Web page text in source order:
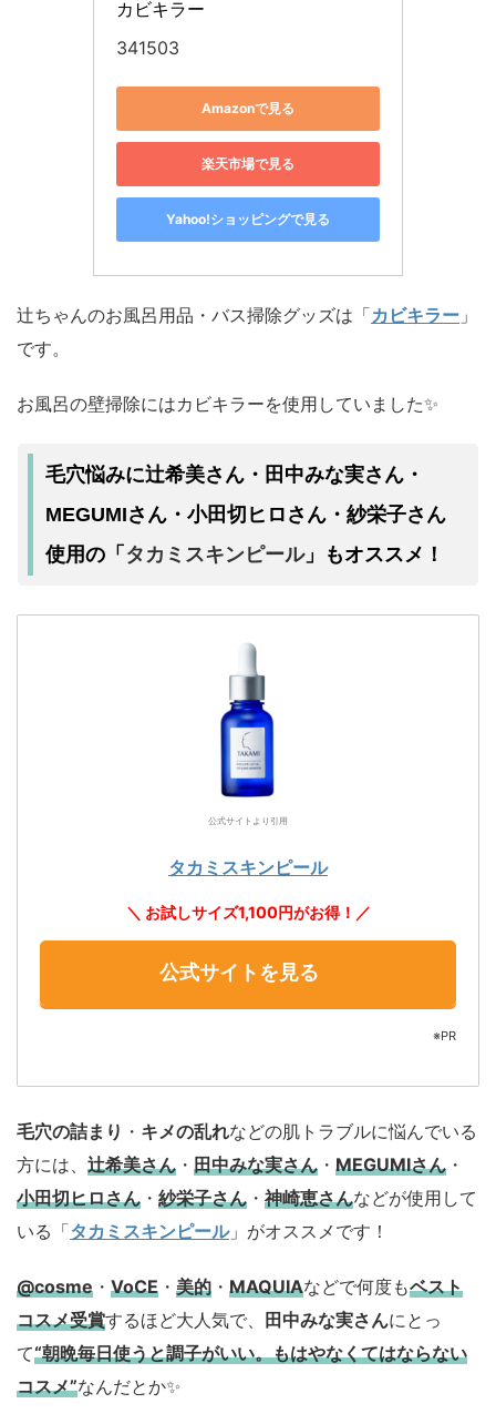
カビキラー
341503
Amazonで見る
楽天市場で見る
Yahoo!ショッピングで見る
辻ちゃんのお風呂用品・バス掃除グッズは「カビキラー 」
です。
お風呂の壁掃除にはカビキラーを使用していました✨
毛穴悩みに辻希美さん・田中みな実さん・
MEGUMIさん・小田切ヒロさん・紗栄子さん
使用の「 タカミスキンピール」もオススメ！
公式サイトより引用
タカミスキンピール
＼ お試しサイズ1,100円がお得！／
公式サイトを見る
※PR
毛穴の詰まり ・ キメの乱れなどの肌トラブルに悩んでいる
方には、 辻希美さん ・ 田中みな実さん ・ MEGUMIさん ・
小田切ヒロさん ・ 紗栄子さん ・ 神崎恵さんなどが使用して
いる「タカミスキンピール」がオススメです！
@cosme ・ VoCE ・ 美的 ・ MAQUIAなどで何度もベスト
コスメ受賞するほど大人気で、 田中みな実さんにとっ
て“朝晩毎日使うと調子がいい。もはやなくてはならない
コスメ”なんだとか✨